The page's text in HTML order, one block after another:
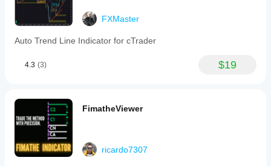
FXMaster
Auto Trend Line Indicator for cTrader
4.3 (3) $19
FimatheViewer
ricardo7307